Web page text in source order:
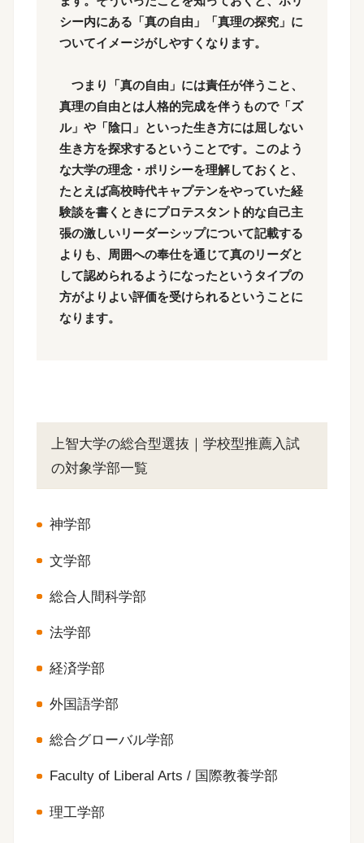
シー内にある「真の自由」「真理の探究」に
ついてイメージがしやすくなります。
つまり「真の自由」には責任が伴うこと、
真理の自由とは人格的完成を伴うもので「ズ
ル」や「陰口」といった生き方には屈しない
生き方を探求するということです。このよう
な大学の理念・ポリシーを理解しておくと、
たとえば高校時代キャプテンをやっていた経
験談を書くときにプロテスタント的な自己主
張の激しいリーダーシップについて記載する
よりも、周囲への奉仕を通じて真のリーダと
して認められるようになったというタイプの
方がよりよい評価を受けられるということに
なります。
上智大学の総合型選抜｜学校型推薦入試
の対象学部一覧
神学部
文学部
総合人間科学部
法学部
経済学部
外国語学部
総合グローバル学部
Faculty of Liberal Arts / 国際教養学部
理工学部